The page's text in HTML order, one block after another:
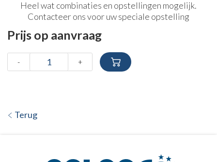
Heel wat combinaties en opstellingen mogelijk.
Contacteer ons voor uw speciale opstelling
Prijs op aanvraag
- +
Terug